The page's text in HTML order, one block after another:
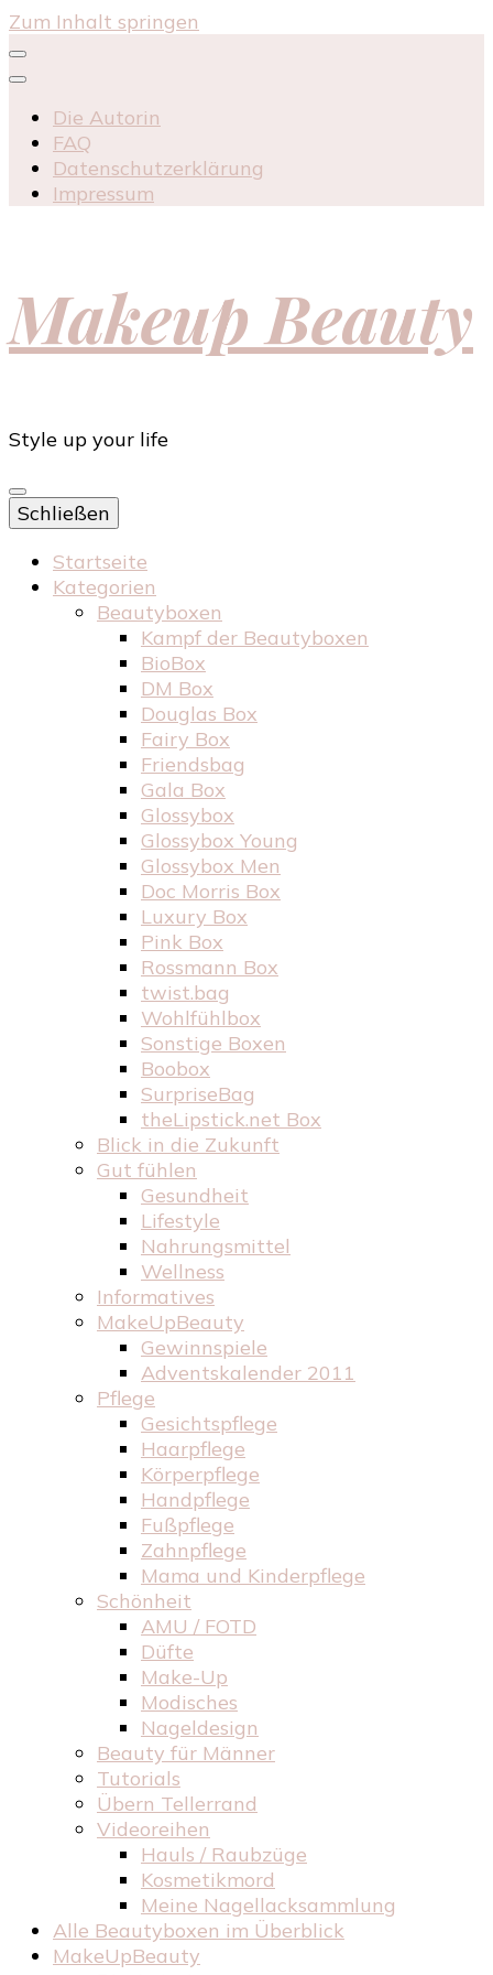
Zum Inhalt springen
Die Autorin
FAQ
Datenschutzerklärung
Impressum
Makeup Beauty
Style up your life
Schließen
Startseite
Kategorien
Beautyboxen
Kampf der Beautyboxen
BioBox
DM Box
Douglas Box
Fairy Box
Friendsbag
Gala Box
Glossybox
Glossybox Young
Glossybox Men
Doc Morris Box
Luxury Box
Pink Box
Rossmann Box
twist.bag
Wohlfühlbox
Sonstige Boxen
Boobox
SurpriseBag
theLipstick.net Box
Blick in die Zukunft
Gut fühlen
Gesundheit
Lifestyle
Nahrungsmittel
Wellness
Informatives
MakeUpBeauty
Gewinnspiele
Adventskalender 2011
Pflege
Gesichtspflege
Haarpflege
Körperpflege
Handpflege
Fußpflege
Zahnpflege
Mama und Kinderpflege
Schönheit
AMU / FOTD
Düfte
Make-Up
Modisches
Nageldesign
Beauty für Männer
Tutorials
Übern Tellerrand
Videoreihen
Hauls / Raubzüge
Kosmetikmord
Meine Nagellacksammlung
Alle Beautyboxen im Überblick
MakeUpBeauty